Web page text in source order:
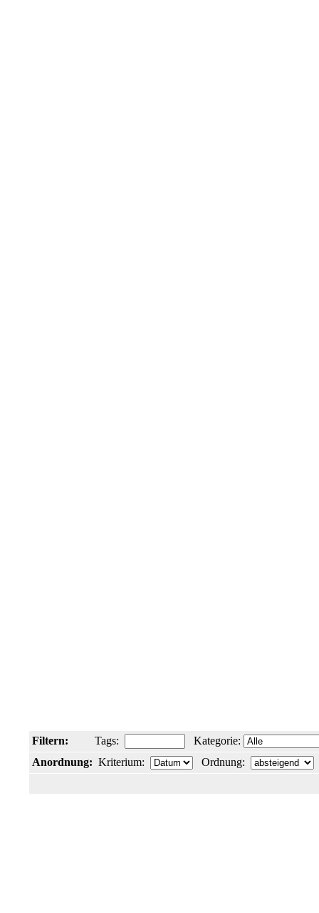
Filtern: Tags:
Kategorie:
Anordnung: Kriterium: Ordnung: